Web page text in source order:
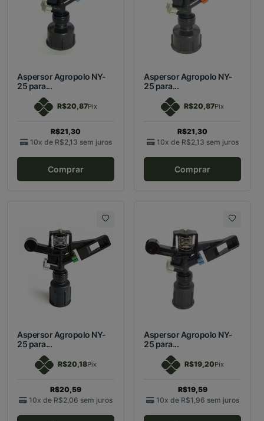
Aspersor Agropolo NY-
25 para...
R$20,87Pix
R$21,30
10x de R$2,13 sem juros
Comprar
Aspersor Agropolo NY-
25 para...
R$20,87Pix
R$21,30
10x de R$2,13 sem juros
Comprar
Aspersor Agropolo NY-
25 para...
R$20,18Pix
R$20,59
10x de R$2,06 sem juros
Aspersor Agropolo NY-
25 para...
R$19,20Pix
R$19,59
10x de R$1,96 sem juros